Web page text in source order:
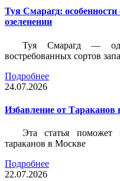
Туя Смарагд:
озеленении
Туя Смарагд —
востребованных сортов
Подробнее
24.07.2026
Избавление от Тараканов
Эта статья поможет
тараканов в Москве
Подробнее
22.07.2026